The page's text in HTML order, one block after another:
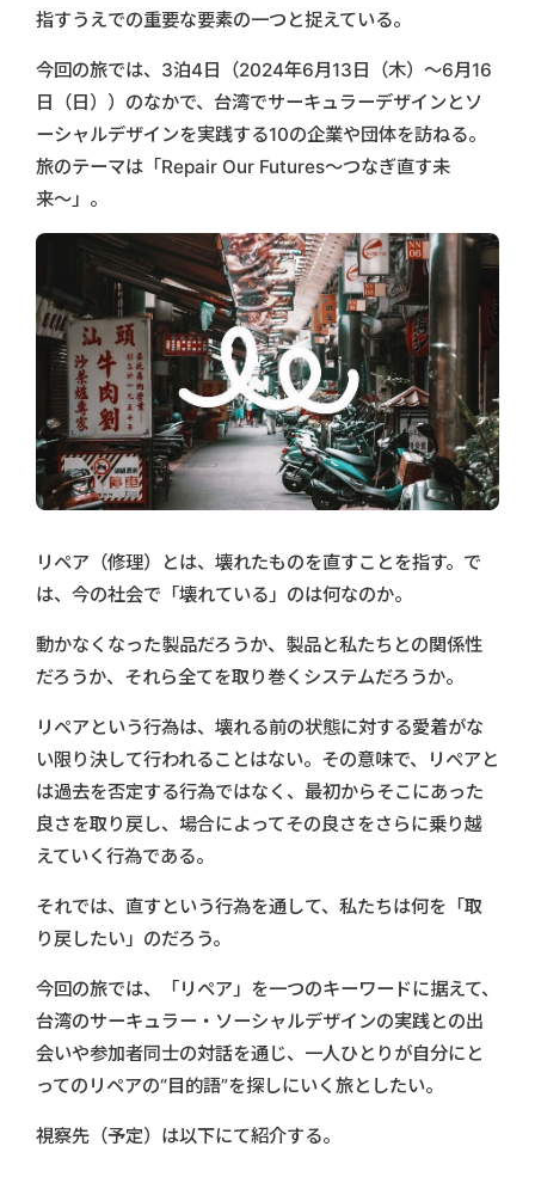
指すうえでの重要な要素の一つと捉えている。
今回の旅では、3泊4日（2024年6月13日（木）〜6月16
日（日））のなかで、台湾でサーキュラーデザインとソ
ーシャルデザインを実践する10の企業や団体を訪ねる。
旅のテーマは「Repair Our Futures〜つなぎ直す未
来〜」。
リペア（修理）とは、壊れたものを直すことを指す。で
は、今の社会で「壊れている」のは何なのか。
動かなくなった製品だろうか、製品と私たちとの関係性
だろうか、それら全てを取り巻くシステムだろうか。
リペアという行為は、壊れる前の状態に対する愛着がな
い限り決して行われることはない。その意味で、リペアと
は過去を否定する行為ではなく、最初からそこにあった
良さを取り戻し、場合によってその良さをさらに乗り越
えていく行為である。
それでは、直すという行為を通して、私たちは何を「取
り戻したい」のだろう。
今回の旅では、「リペア」を一つのキーワードに据えて、
台湾のサーキュラー・ソーシャルデザインの実践との出
会いや参加者同士の対話を通じ、一人ひとりが自分にと
ってのリペアの“目的語”を探しにいく旅としたい。
視察先（予定）は以下にて紹介する。